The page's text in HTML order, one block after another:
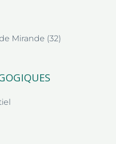
Mirande (32)